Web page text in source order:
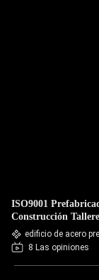
ISO9001
Construcción
edificio de acero
8 Las opiniones